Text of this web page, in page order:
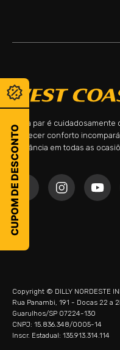
CUPOM DE DESCONTO
Cada par é cuidadosamente
oferecer conforto
elegância em todas as
Copyright © DILLY NORDESTE
Rua Panambi, 191 - Docas 22 a
Guarulhos/SP 07224-130
CNPJ: 15.836.348/0005-14
Inscr. Estadual: 135.913.314.114